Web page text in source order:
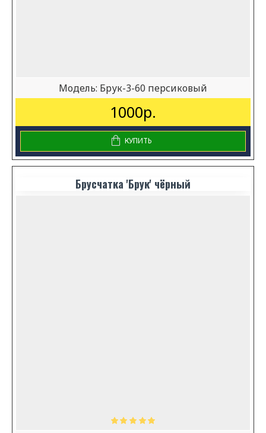
Модель: Брук-3-60 персиковый
1000р.
КУПИТЬ
Брусчатка 'Брук' чёрный